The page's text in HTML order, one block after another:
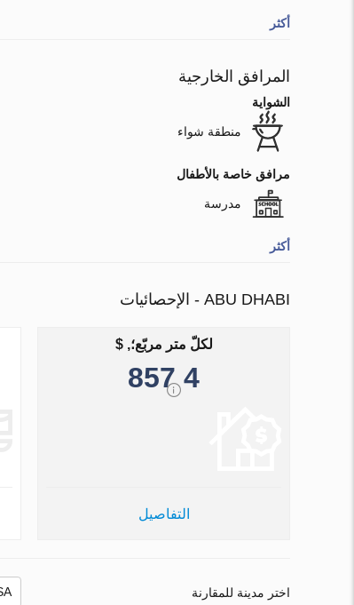
أكثر
المرافق الخارجية
الشواية
منطقة شواء
مرافق خاصة بالأطفال
مدرسة
أكثر
ABU DHABI - الإحصائيات
لكلّ متر مربّع؛, $
4 857
التفاصيل
اختر مدينة للمقارنة